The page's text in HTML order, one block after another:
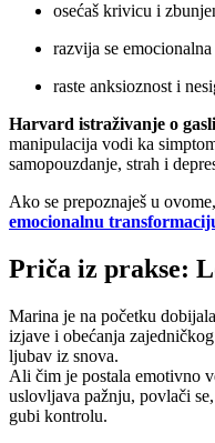
osećaš krivicu i
razvija se
raste anksioznost i
Harvard istraživanje o
manipulacija vodi ka
samopouzdanje, strah i
Ako se prepoznaješ u
emocionalnu
Priča iz prakse:
Marina je na početku
izjave i obećanja
ljubav iz snova.
Ali čim je postala emotivno
uslovljava pažnju, povlači
gubi kontrolu.